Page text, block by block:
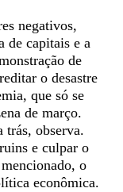
negativos,
de capitais e a
de
o desastre
que só se
de março.
trás, observa.
e culpar o
o
econômica.